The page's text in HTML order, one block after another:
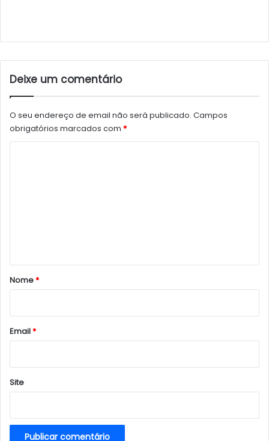
Deixe um comentário
O seu endereço de email não será publicado. Campos
obrigatórios marcados com *
r
*
Nome*
Email*
Site